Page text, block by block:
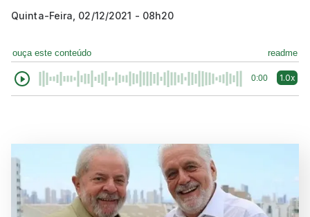
Quinta-Feira, 02/12/2021 - 08h20
ouça este conteúdo readme
0:00 1.0x